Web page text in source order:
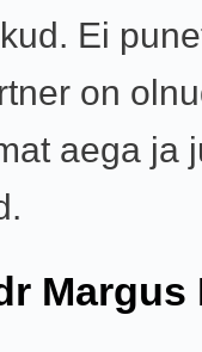
Ei
on
aega ja
Margus